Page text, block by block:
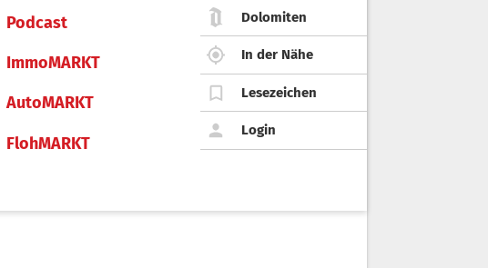
Podcast
ImmoMARKT
AutoMARKT
FlohMARKT
Dolomiten
In der Nähe
Lesezeichen
Login